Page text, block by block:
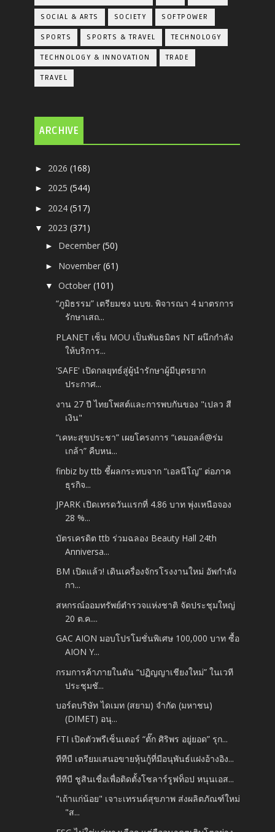
SOCIAL & ARTS SOCIETY SOFTPOWER
SPORTS SPORTS & TRAVEL TECHNOLOGY
TECHNOLOGY & INNOVATION TRADE
TRAVEL
ARCHIVE
► 2026(168)
► 2025(544)
► 2024(517)
▼ 2023(371)
► December(50)
► November(61)
▼October(101)
“ภูมิธรรม” เตรียมชง นบข. พิจารณา 4 มาตรการ
รักษาเสถ...
PLANET เซ็น MOU เป็นพันธมิตร NT ผนึกกำลัง
ให้บริการ...
'SAFE' เปิดกลยุทธ์สู่ผู้นำรักษาผู้มีบุตรยาก
ประกาศ...
งาน 27 ปี ไทยโพสต์และการพบกันของ "เปลว สี
เงิน"
“เคหะสุขประชา” เผยโครงการ “เคมอลล์@ร่ม
เกล้า” คืบหน...
finbiz by ttb ชี้ผลกระทบจาก “เอลนีโญ” ต่อภาค
ธุรกิจ...
JPARK เปิดเทรดวันแรกที่ 4.86 บาท พุ่งเหนือจอง
28 %...
บัตรเครดิต ttb ร่วมฉลอง Beauty Hall 24th
Anniversa...
BM เปิดแล้ว! เดินเครื่องจักรโรงงานใหม่ อัพกำลัง
กา...
สหกรณ์ออมทรัพย์ตำรวจแห่งชาติ จัดประชุมใหญ่
20 ต.ค....
GAC AION มอบโปรโมชั่นพิเศษ 100,000 บาท ซื้อ
AION Y...
กรมการค้าภายในดัน “ปฏิญญาเชียงใหม่” ในเวที
ประชุมชั...
บอร์ดบริษัท ไดเมท (สยาม) จำกัด (มหาชน)
(DIMET) อนุ...
FTI เปิดตัวพรีเซ็นเตอร์ “ตั๊ก ศิริพร อยู่ยอด” รุก...
ทีทีบี เตรียมเสนอขายหุ้นกู้ที่มีอนุพันธ์แฝงอ้างอิง...
ทีทีบี ชูสินเชื่อเพื่อติดตั้งโซลาร์รูฟท็อป หนุนเอส...
"เถ้าแก่น้อย" เจาะเทรนด์สุขภาพ ส่งผลิตภัณฑ์ใหม่
"ส...